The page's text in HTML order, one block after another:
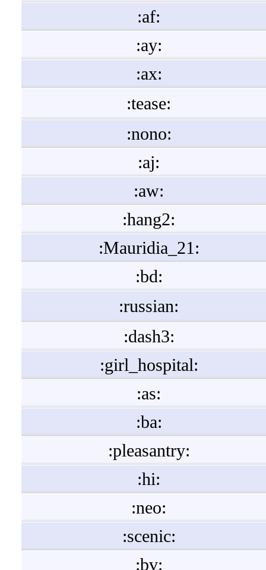
:af:
:ay:
:ax:
:tease:
:nono:
:aj:
:aw:
:hang2:
:Mauridia_21:
:bd:
:russian:
:dash3:
:girl_hospital:
:as:
:ba:
:pleasantry:
:hi:
:neo:
:scenic:
:bv: